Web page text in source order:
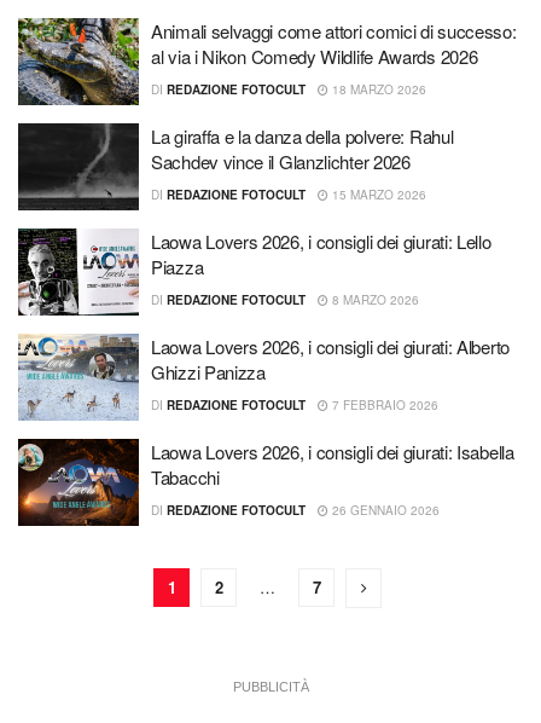
Animali selvaggi come attori comici di successo:
al via i Nikon Comedy Wildlife Awards 2026
DI REDAZIONE FOTOCULT 18 MARZO 2026
La giraffa e la danza della polvere: Rahul
Sachdev vince il Glanzlichter 2026
DI REDAZIONE FOTOCULT 15 MARZO 2026
Laowa Lovers 2026, i consigli dei giurati: Lello
Piazza
DI REDAZIONE FOTOCULT 8 MARZO 2026
Laowa Lovers 2026, i consigli dei giurati: Alberto
Ghizzi Panizza
DI REDAZIONE FOTOCULT 7 FEBBRAIO 2026
Laowa Lovers 2026, i consigli dei giurati: Isabella
Tabacchi
DI REDAZIONE FOTOCULT 26 GENNAIO 2026
1 2 … 7
PUBBLICITÀ